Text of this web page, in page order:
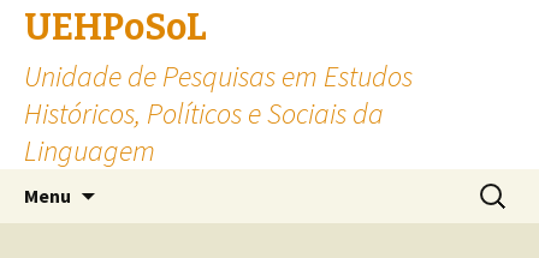
UEHPoSoL
Unidade de Pesquisas em Estudos
Históricos, Políticos e Sociais da
Linguagem
Menu
por: